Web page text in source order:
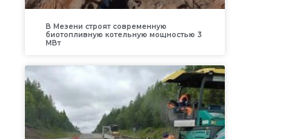
В Мезени строят современную
биотопливную котельную мощностью 3
МВт